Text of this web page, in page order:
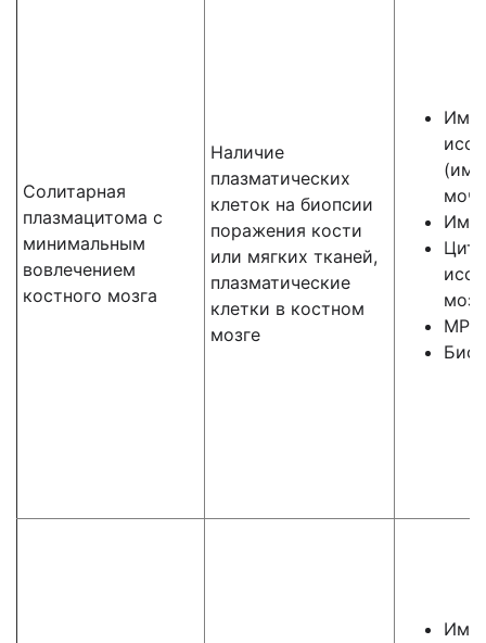
Солитарная
плазмацитома с
минимальным
вовлечением
костного мозга
Наличие
плазматических
клеток на биопсии
поражения кости
или мягких тканей,
плазматические
клетки в костном
мозге
МРТ